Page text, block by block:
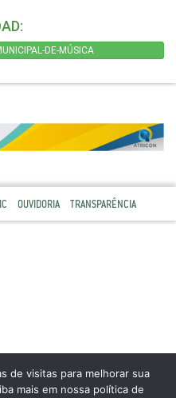
DE-MÚSICA
OUVIDORIA TRANSPARÊNCIA
de visitas para melhorar sua
mais em nossa política de